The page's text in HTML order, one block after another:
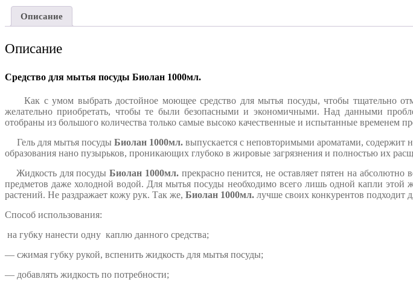
Описание
Описание
Средство для мытья посуды Биолан 1000мл.
Как с умом выбрать достойное моющее средство для мытья посуды, чтобы тщательно
желательно приобретать, чтобы те были безопасными и экономичными. Над данными
отобраны из большого количества только самые высоко качественные и испытанные временем
Гель для мытья посуды Биолан 1000мл. выпускается с неповторимыми ароматами, содержит
образования нано пузырьков, проникающих глубоко в жировые загрязнения и полностью их
Жидкость для посудыБиолан 1000мл.прекрасно пенится, не оставляет пятен на
предметов даже холодной водой. Для мытья посуды необходимо всего лишь одной капли
растений. Не раздражает кожу рук. Так же, Биолан 1000мл. лучше своих конкурентов подходит
Способ использования:
на губку нанести одну каплю данного средства;
— сжимая губку рукой, вспенить жидкость для мытья посуды;
— добавлять жидкость по потребности;